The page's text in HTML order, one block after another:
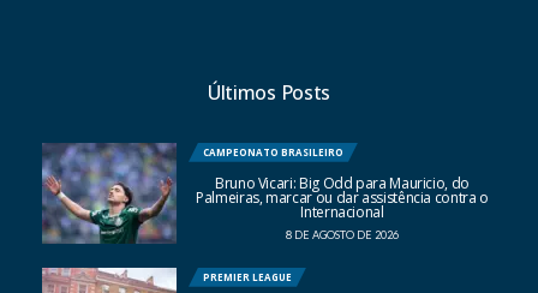
Últimos Posts
CAMPEONATO BRASILEIRO
Bruno Vicari: Big Odd para Mauricio, do
Palmeiras, marcar ou dar assistência contra o
Internacional
8 DE AGOSTO DE 2026
PREMIER LEAGUE